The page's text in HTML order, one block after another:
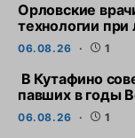
Орловские
технологии при
06.08.26 1
В Кутафино
павших в годы
06.08.26 1